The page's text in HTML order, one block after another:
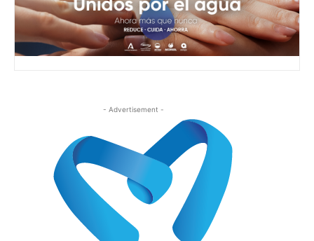
- Advertisement -